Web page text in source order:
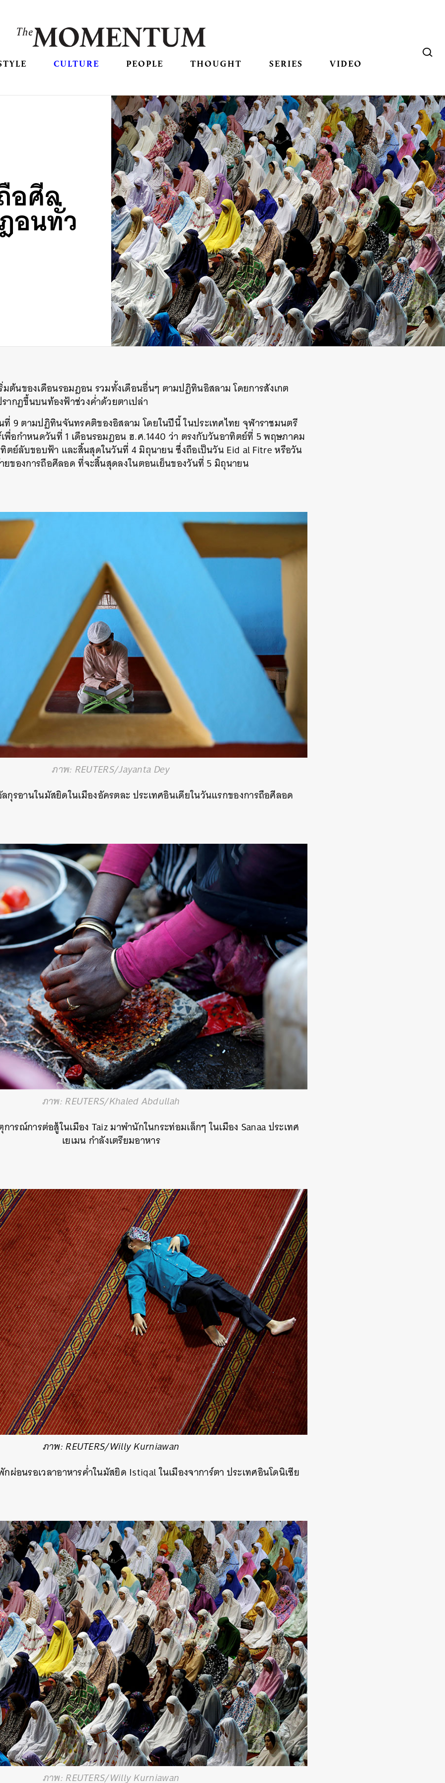
CULTURE PEOPLE THOUGHT SERIES VIDEO
อศีล
อนทั่ว
ต้นของเดือนรอมฎอน รวมทั้งเดือนอื่นๆ ตามปฏิทินอิสลาม โดยการสังเกต
ากฏขึ้นบนท้องฟ้าช่วงค่ำด้วยตาเปล่า
9 ตามปฏิทินจันทรคติของอิสลาม โดยในปีนี้ ในประเทศไทย จุฬาราชมนตรี
พื่อกำหนดวันที่ 1 เดือนรอมฎอน ฮ.ศ.1440 ว่า ตรงกับวันอาทิตย์ที่ 5พฤษภาคม
ตย์ลับขอบฟ้า และสิ้นสุดในวันที่ 4 มิถุนายน ซึ่งถือเป็นวัน Eid al Fitre หรือวัน
ยของการถือศีลอด ที่จะสิ้นสุดลงในตอนเย็นของวันที่ 5 มิถุนายน
ภาพ: REUTERS/Jayanta Dey
กุรอานในมัสยิดในเมืองอัครตละ ประเทศอินเดียในวันแรกของการถือศีลอด
ภาพ: REUTERS/Khaled Abdullah
รณ์การต่อสู้ในเมือง Taiz มาพำนักในกระท่อมเล็กๆ ในเมือง Sanaa ประเทศ
เยเมน กำลังเตรียมอาหาร
ภาพ: REUTERS/Willy Kurniawan
ผ่อนรอเวลาอาหารค่ำในมัสยิด Istiqal ในเมืองจาการ์ตา ประเทศอินโดนิเซีย
ภาพ: REUTERS/Willy Kurniawan
SHARE TWEET LINE EMAIL